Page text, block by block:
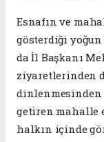
Esnafın ve
gösterdiği
da İl Başkanı
ziyaretlerinden
getiren mahalle
halkın içinde